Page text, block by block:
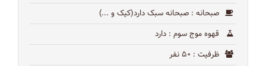
صبحانه : صبحانه سبک دارد(کیک و ...)
قهوه موج سوم : دارد
ظرفیت : ۵۰ نفر